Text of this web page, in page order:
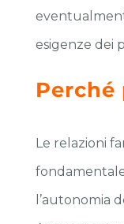
esigenze dei
Perché
Le relazioni
l’autonomia